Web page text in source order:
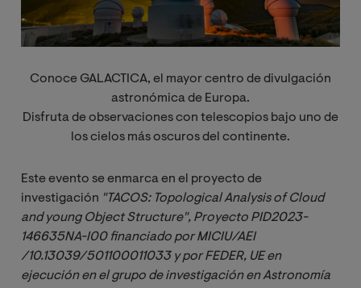
Conoce GALACTICA, el mayor centro de divulgación
astronómica de Europa.
Disfruta de observaciones con telescopios bajo uno de
los cielos más oscuros del continente.
Este evento se enmarca en el proyecto de
investigación "TACOS: Topological Analysis of Cloud
and young Object Structure", Proyecto PID2023-
146635NA-I00 financiado por MICIU/AEI
/10.13039/501100011033 y por FEDER, UE en
ejecución en el grupo de investigación en Astronomía